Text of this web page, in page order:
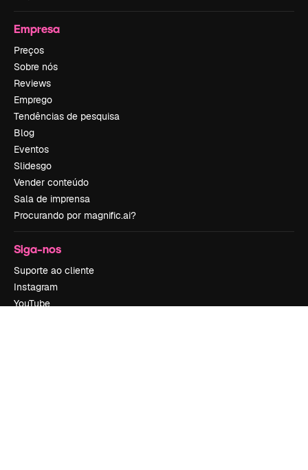
Empresa
Preços
Sobre nós
Reviews
Emprego
Tendências de pesquisa
Blog
Eventos
Slidesgo
Vender conteúdo
Sala de imprensa
Procurando por magnific.ai?
Siga-nos
Suporte ao cliente
Instagram
YouTube